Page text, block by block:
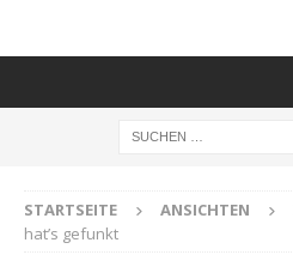
STARTSEITE ANSICHTEN
hat’s gefunkt